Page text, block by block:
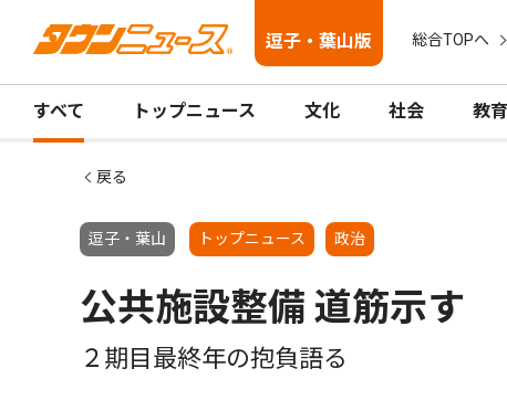
逗子・葉山版 総合TOPへ
すべて トップニュース 文化 社会 教育
戻る
逗子・葉山 トップニュース 政治
公共施設整備 道筋示す
２期目最終年の抱負語る